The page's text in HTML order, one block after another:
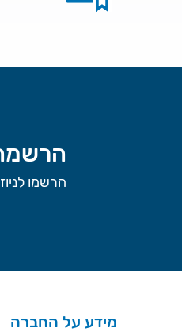
הרשמו
מידע על החברה